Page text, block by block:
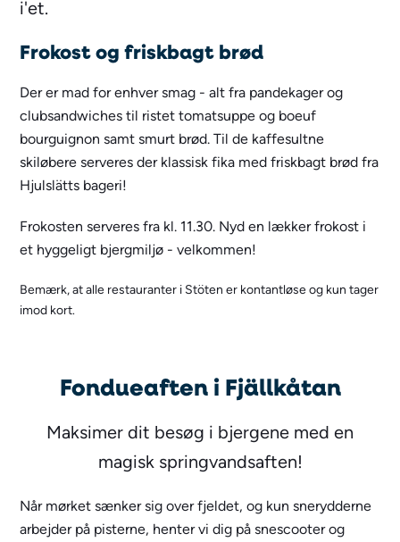
i'et.
Frokost og friskbagt brød
Der er mad for enhver smag - alt fra pandekager og
clubsandwiches til ristet tomatsuppe og boeuf
bourguignon samt smurt brød. Til de kaffesultne
skiløbere serveres der klassisk fika med friskbagt brød fra
Hjulslätts bageri!
Frokosten serveres fra kl. 11.30. Nyd en lækker frokost i
et hyggeligt bjergmiljø - velkommen!
Bemærk, at alle restauranter i Stöten er kontantløse og kun tager
imod kort.
Fondueaften i Fjällkåtan
Maksimer dit besøg i bjergene med en
magisk springvandsaften!
Når mørket sænker sig over fjeldet, og kun snerydderne
arbejder på pisterne, henter vi dig på snescooter og